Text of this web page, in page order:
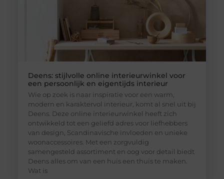
Deens: stijlvolle online interieurwinkel voor
een persoonlijk en eigentijds interieur
Wie op zoek is naar inspiratie voor een warm,
modern en karaktervol interieur, komt al snel uit bij
Deens. Deze online interieurwinkel heeft zich
ontwikkeld tot een geliefd adres voor liefhebbers
van design, Scandinavische invloeden en unieke
woonaccessoires. Met een zorgvuldig
samengesteld assortiment en oog voor detail biedt
Deens alles om van een huis een thuis te maken.
Wat is